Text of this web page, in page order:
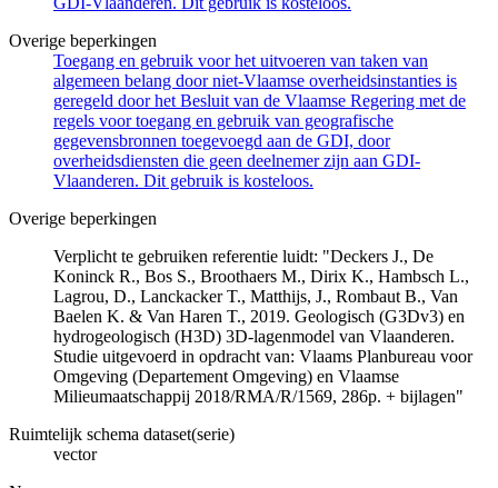
Overige beperkingen
Toegang en gebruik voor het uitvoeren van taken van
algemeen belang door niet-Vlaamse overheidsinstanties is
geregeld door het Besluit van de Vlaamse Regering met de
regels voor toegang en gebruik van geografische
gegevensbronnen toegevoegd aan de GDI, door
overheidsdiensten die geen deelnemer zijn aan GDI-
Vlaanderen. Dit gebruik is kosteloos.
Overige beperkingen
Verplicht te gebruiken referentie luidt: "Deckers J., De
Koninck R., Bos S., Broothaers M., Dirix K., Hambsch L.,
Lagrou, D., Lanckacker T., Matthijs, J., Rombaut B., Van
Baelen K. & Van Haren T., 2019. Geologisch (G3Dv3) en
hydrogeologisch (H3D) 3D-lagenmodel van Vlaanderen.
Studie uitgevoerd in opdracht van: Vlaams Planbureau voor
Omgeving (Departement Omgeving) en Vlaamse
Milieumaatschappij 2018/RMA/R/1569, 286p. + bijlagen"
Ruimtelijk schema dataset(serie)
vector